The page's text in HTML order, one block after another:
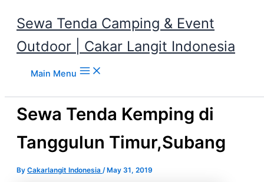
Sewa Tenda Camping & Event
Outdoor | Cakar Langit Indonesia
Main Menu
Sewa Tenda Kemping di
Tanggulun Timur,Subang
By Cakarlangit Indonesia / May 31, 2019